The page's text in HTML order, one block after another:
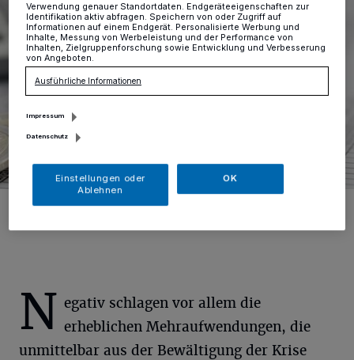
N egativ schlagen vor allem die
erheblichen Mehraufwendungen, die
unmittelbar aus der Bewältigung der Krise
Verwendung genauer Standortdaten. Endgeräteeigenschaften zur
Identifikation aktiv abfragen. Speichern von oder Zugriff auf
Informationen auf einem Endgerät. Personalisierte Werbung und
Inhalte, Messung von Werbeleistung und der Performance von
Inhalten, Zielgruppenforschung sowie Entwicklung und Verbesserung
von Angeboten.
Ausführliche Informationen
Impressum
Datenschutz
Einstellungen oder
Ablehnen
OK